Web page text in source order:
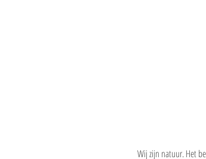
Wij zijn natuur. Het